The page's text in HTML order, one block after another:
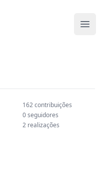
162 contribuições
0 seguidores
2 realizações